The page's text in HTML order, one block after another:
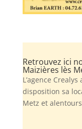
Retrouvez ici
Maizières lès
L’agence
disposition sa
Metz et